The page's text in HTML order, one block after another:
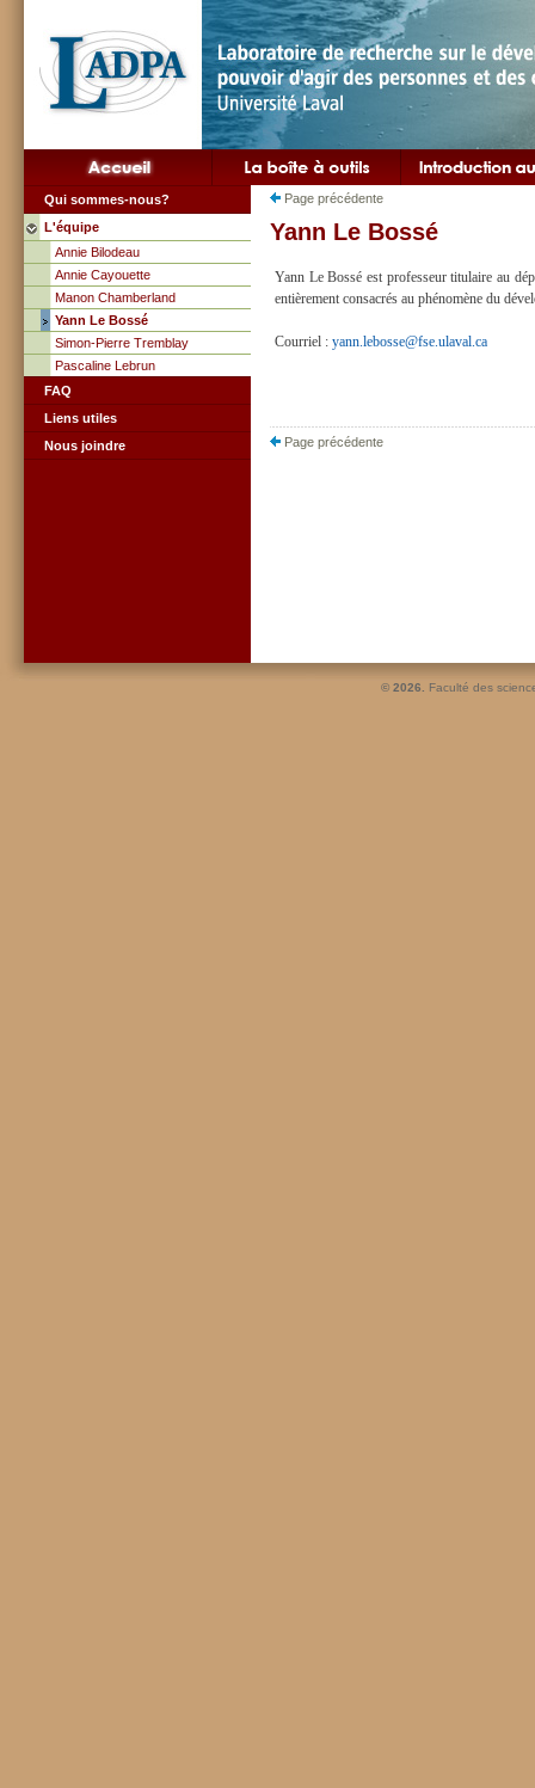
Qui sommes-nous?
L'équipe
Annie Bilodeau
Annie Cayouette
Manon Chamberland
Yann Le Bossé
Simon-Pierre Tremblay
Pascaline Lebrun
FAQ
Liens utiles
Nous joindre
Page précédente
Yann Le Bossé
Yann Le Bossé est professeur titulaire au
entièrement consacrés au phénomène du
Courriel : yann.lebosse@fse.ulaval.ca
Page précédente
© 2026. Faculté des